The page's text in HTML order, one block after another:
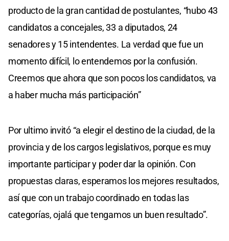
producto de la gran cantidad de postulantes, “hubo 43
candidatos a concejales, 33 a diputados, 24
senadores y 15 intendentes. La verdad que fue un
momento difícil, lo entendemos por la confusión.
Creemos que ahora que son pocos los candidatos, va
a haber mucha más participación”
Por ultimo invitó “a elegir el destino de la ciudad, de la
provincia y de los cargos legislativos, porque es muy
importante participar y poder dar la opinión. Con
propuestas claras, esperamos los mejores resultados,
así que con un trabajo coordinado en todas las
categorías, ojalá que tengamos un buen resultado”.